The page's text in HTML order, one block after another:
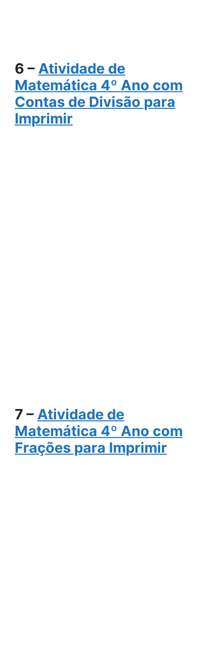
6 – Atividade de
Matemática 4º Ano com
Contas de Divisão para
Imprimir
7 – Atividade de
Matemática 4º Ano com
Frações para Imprimir